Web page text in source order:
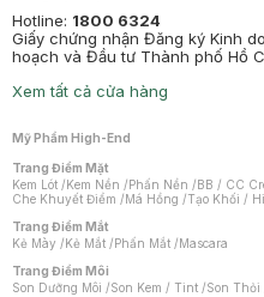
Hotline: 1800 6324
Giấy chứng nhận Đăng ký Kinh
hoạch và Đầu tư Thành phố Hồ
Xem tất cả cửa hàng
Mỹ Phẩm High-End
Trang Điểm Mặt
Kem Lót /Kem Nền /Phấn Nền /BB / CC
Che Khuyết Điểm /Má Hồng /Tạo Khối /
Trang Điểm Mắt
Kẻ Mày /Kẻ Mắt /Phấn Mắt /Mascara
Trang Điểm Môi
Son Dưỡng Môi /Son Kem / Tint /Son Thỏi